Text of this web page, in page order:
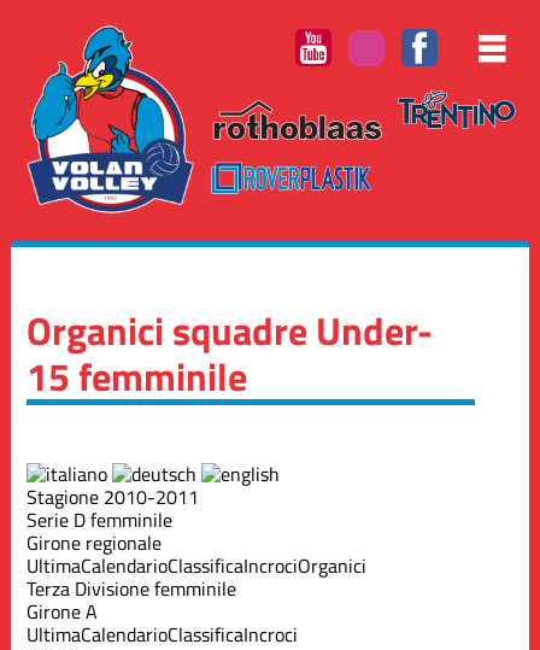
Organici squadre Under-
15 femminile
Stagione 2010-2011
Serie D femminile
Girone regionale
UltimaCalendarioClassificaIncrociOrganici
Terza Divisione femminile
Girone A
UltimaCalendarioClassificaIncroci